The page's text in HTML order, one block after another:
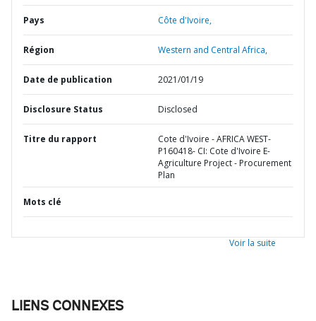
Pays Côte d'Ivoire,
Région Western and Central Africa,
Date de publication 2021/01/19
Disclosure Status Disclosed
Titre du rapport
Cote d'Ivoire - AFRICA WEST-
P160418- CI: Cote d'Ivoire E-
Agriculture Project - Procurement
Plan
Mots clé
Voir la suite
LIENS CONNEXES